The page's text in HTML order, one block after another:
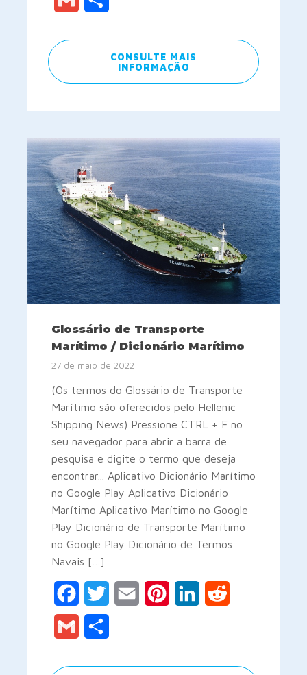
CONSULTE MAIS
INFORMAÇÃO
Glossário de Transporte
Marítimo / Dicionário Marítimo
27 de maio de 2022
(Os termos do Glossário de Transporte
Marítimo são oferecidos pelo Hellenic
Shipping News) Pressione CTRL + F no
seu navegador para abrir a barra de
pesquisa e digite o termo que deseja
encontrar... Aplicativo Dicionário Marítimo
no Google Play Aplicativo Dicionário
Marítimo Aplicativo Marítimo no Google
Play Dicionário de Transporte Marítimo
no Google Play Dicionário de Termos
Navais […]
FacebookTwitter Email PinterestLinkedIn
Gmail